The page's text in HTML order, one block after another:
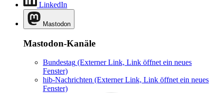
LinkedIn
Mastodon
Mastodon-Kanäle
Bundestag (Externer Link, Link öffnet ein neues
Fenster)
hib-Nachrichten (Externer Link, Link öffnet ein neues
Fenster)